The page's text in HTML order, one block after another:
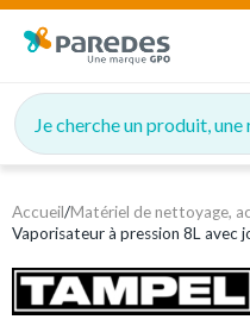
Je cherche un produit, une
Accueil/Matériel de nettoyage,
Vaporisateur à pression 8L avec